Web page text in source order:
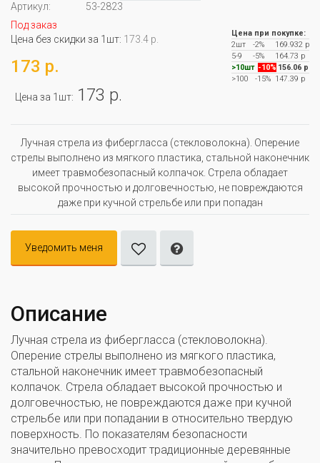
Артикул:
53-2823
Под заказ
Цена без скидки за 1шт: 173.4 р.
173 р.
Цена за 1шт: 173 р.
Цена при покупке:
2шт
-2%
169.932 р
5-9
-5%
164.73 р
>10шт -10% 156.06 р
>100
-15% 147.39 р
Лучная стрела из фибергласса (стекловолокна). Оперение
стрелы выполнено из мягкого пластика, стальной наконечник
имеет травмобезопасный колпачок. Стрела обладает
высокой прочностью и долговечностью, не повреждаются
даже при кучной стрельбе или при попадан
Уведомить меня
Описание
Лучная стрела из фибергласса (стекловолокна).
Оперение стрелы выполнено из мягкого пластика,
стальной наконечник имеет травмобезопасный
колпачок. Стрела обладает высокой прочностью и
долговечностью, не повреждаются даже при кучной
стрельбе или при попадании в относительно твердую
поверхность. По показателям безопасности
значительно превосходит традиционные деревянные